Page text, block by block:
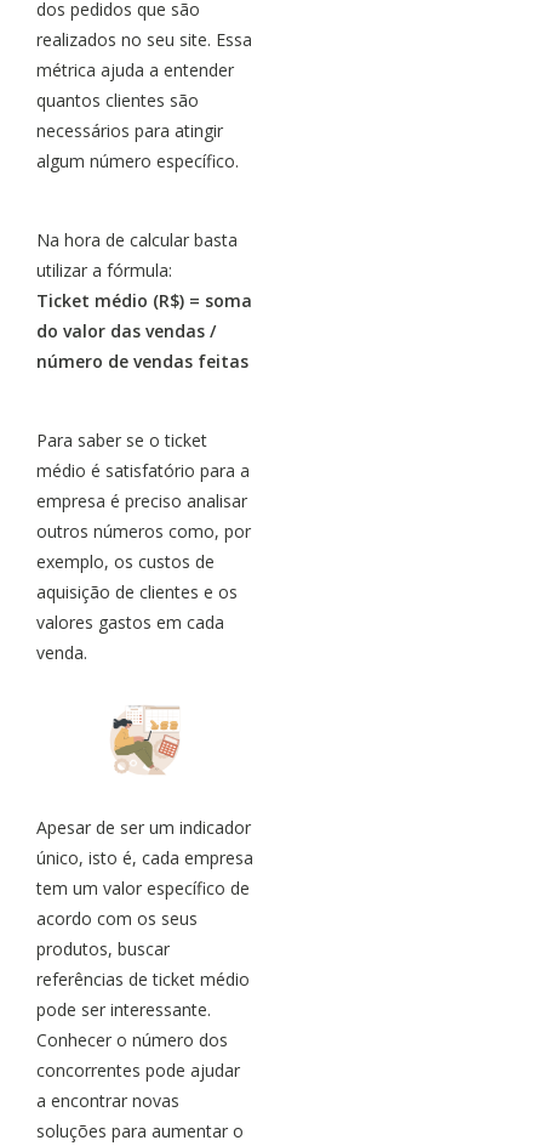
dos pedidos que são
realizados no seu site. Essa
métrica ajuda a entender
quantos clientes são
necessários para atingir
algum número específico.
Na hora de calcular basta
utilizar a fórmula:
Ticket médio (R$) = soma
do valor das vendas /
número de vendas feitas
Para saber se o ticket
médio é satisfatório para a
empresa é preciso analisar
outros números como, por
exemplo, os custos de
aquisição de clientes e os
valores gastos em cada
venda.
Apesar de ser um indicador
único, isto é, cada empresa
tem um valor específico de
acordo com os seus
produtos, buscar
referências de ticket médio
pode ser interessante.
Conhecer o número dos
concorrentes pode ajudar
a encontrar novas
soluções para aumentar o